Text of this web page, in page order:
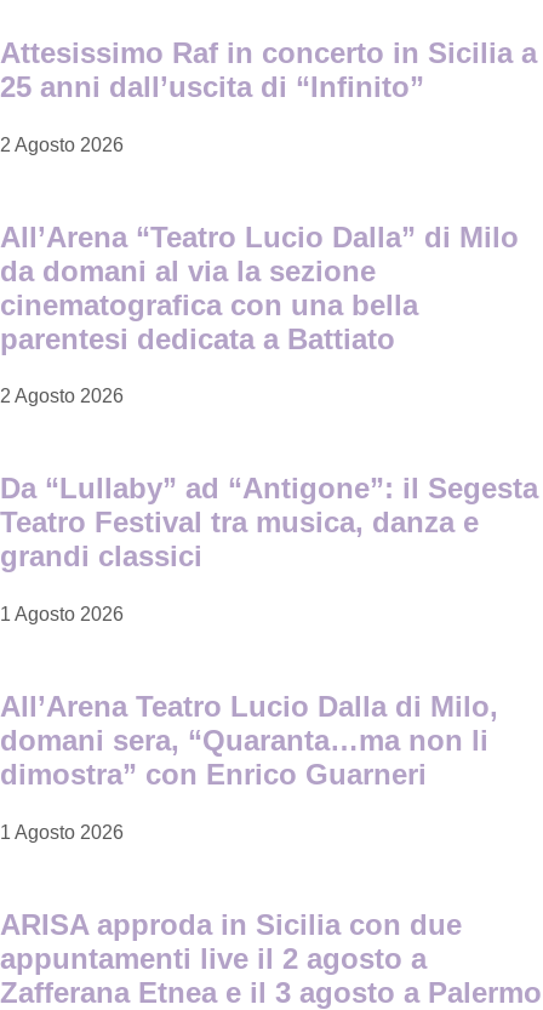
Attesissimo Raf in concerto in Sicilia a
25 anni dall’uscita di “Infinito”
2 Agosto 2026
All’Arena “Teatro Lucio Dalla” di Milo
da domani al via la sezione
cinematografica con una bella
parentesi dedicata a Battiato
2 Agosto 2026
Da “Lullaby” ad “Antigone”: il Segesta
Teatro Festival tra musica, danza e
grandi classici
1 Agosto 2026
All’Arena Teatro Lucio Dalla di Milo,
domani sera, “Quaranta…ma non li
dimostra” con Enrico Guarneri
1 Agosto 2026
ARISA approda in Sicilia con due
appuntamenti live il 2 agosto a
Zafferana Etnea e il 3 agosto a Palermo